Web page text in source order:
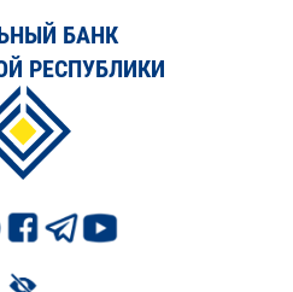
БАНК
РЕСПУБЛИКИ